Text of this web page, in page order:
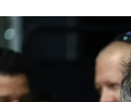
סינית
ברזילאית
נוספות